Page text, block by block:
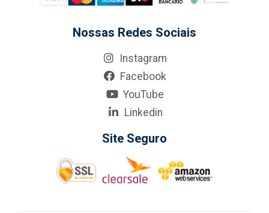
Nossas Redes Sociais
Instagram
Facebook
YouTube
Linkedin
Site Seguro